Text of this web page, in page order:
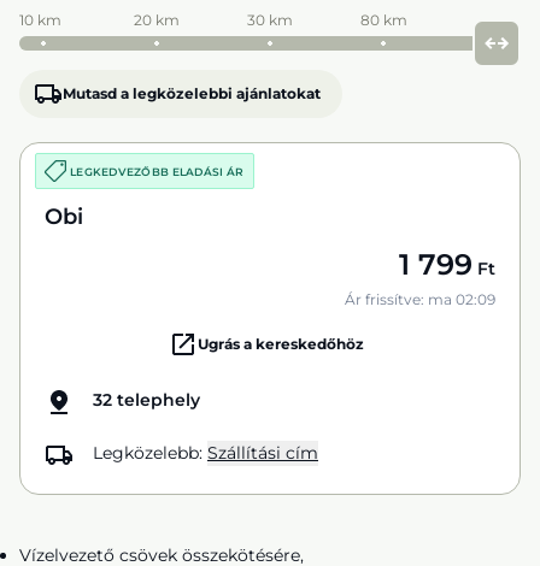
10 km 20 km 30 km 80 km
Mutasd a legközelebbi ajánlatokat
LEGKEDVEZŐBB ELADÁSI ÁR
Obi
1 799 Ft
Ár frissítve: ma 02:09
Ugrás a kereskedőhöz
32 telephely
Legközelebb: Szállítási cím
Vízelvezető csövek összekötésére,